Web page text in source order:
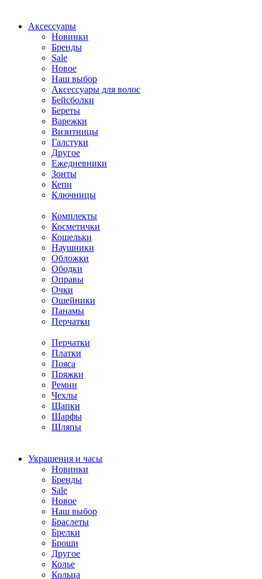
Аксессуары
Новинки
Бренды
Sale
Новое
Наш выбор
Аксессуары для волос
Бейсболки
Береты
Варежки
Визитницы
Галстуки
Другое
Ежедневники
Зонты
Кепи
Ключницы
Комплекты
Косметички
Кошельки
Наушники
Обложки
Ободки
Оправы
Очки
Ошейники
Панамы
Перчатки
Перчатки
Платки
Пояса
Пряжки
Ремни
Чехлы
Шапки
Шарфы
Шляпы
Украшения и часы
Новинки
Бренды
Sale
Новое
Наш выбор
Браслеты
Брелки
Броши
Другое
Колье
Кольца